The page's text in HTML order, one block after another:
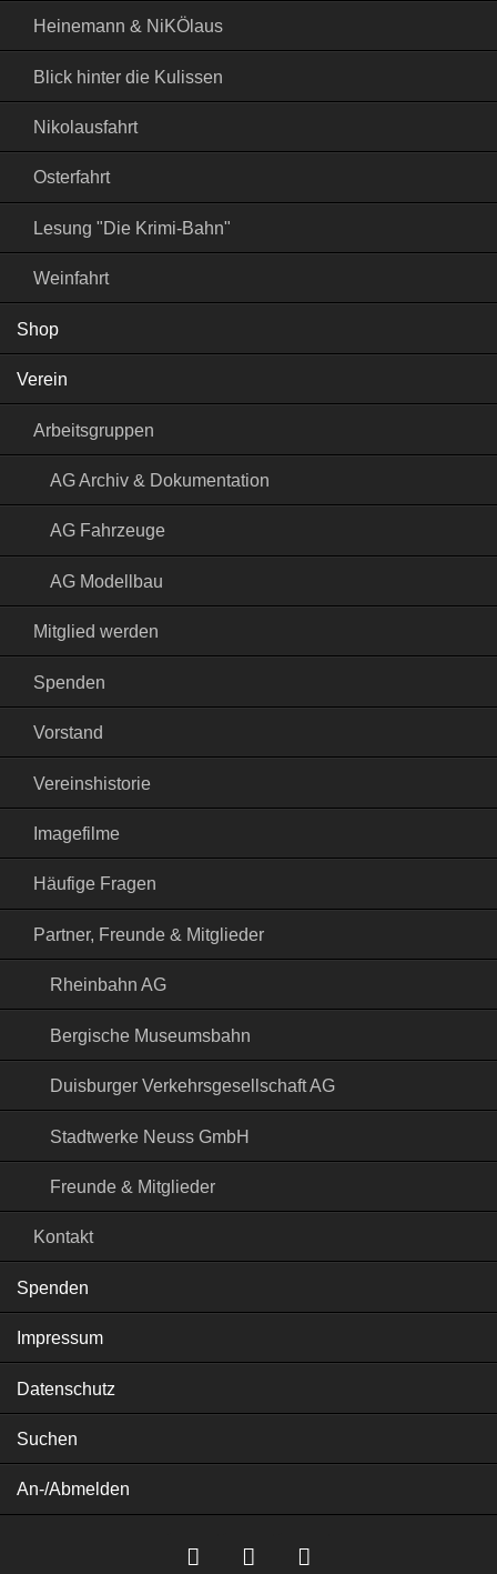
Heinemann & NiKÖlaus
Blick hinter die Kulissen
Nikolausfahrt
Osterfahrt
Lesung "Die Krimi-Bahn"
Weinfahrt
Shop
Verein
Arbeitsgruppen
AG Archiv & Dokumentation
AG Fahrzeuge
AG Modellbau
Mitglied werden
Spenden
Vorstand
Vereinshistorie
Imagefilme
Häufige Fragen
Partner, Freunde & Mitglieder
Rheinbahn AG
Bergische Museumsbahn
Duisburger Verkehrsgesellschaft AG
Stadtwerke Neuss GmbH
Freunde & Mitglieder
Kontakt
Spenden
Impressum
Datenschutz
Suchen
An-/Abmelden